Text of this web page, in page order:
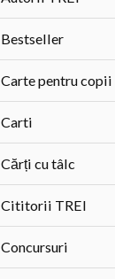
Bestseller
Carte pentru copii
Carti
Cărți cu tâlc
Cititorii TREI
Concursuri